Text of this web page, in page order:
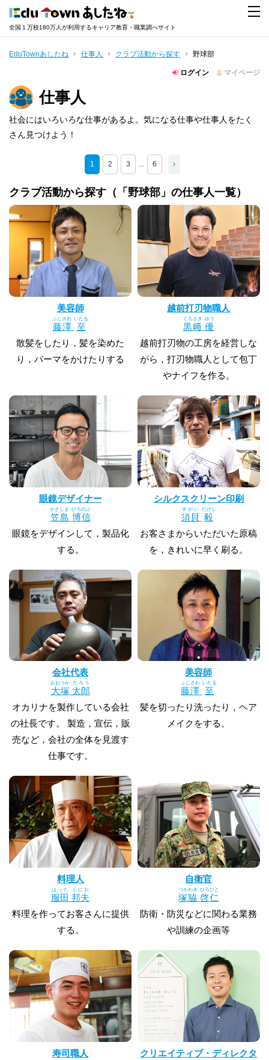
全国１万校180万人が利用するキャリア教育・職業調べサイト
EduTownあしたね 仕事人 クラブ活動から探す 野球部
ログイン マイページ
仕事人
社会にはいろいろな仕事があるよ。気になる仕事や仕事人をたく
さん見つけよう！
1 2 3 ... 6
クラブ活動から探す（「野球部」の仕事人一覧）
美容師
藤澤
ふじさわ
至
いたる
散髪をしたり，髪を染めた
り，パーマをかけたりする
越前打刃物職人
黒﨑
くろさき
優
ゆう
越前打刃物の工房を経営しな
がら，打刃物職人として包丁
やナイフを作る。
眼鏡デザイナー
笠島
かさしま
博信
ひろのぶ
眼鏡をデザインして，製品化
する。
シルクスクリーン印刷
須貝
すがい
毅
たけし
お客さまからいただいた原稿
を，きれいに早く刷る。
会社代表
大塚
おおつか
太郎
たろう
オカリナを製作している会社
の社長です。 製造，宣伝，販
売など，会社の全体を見渡す
仕事です。
美容師
藤澤
ふじさわ
至
いたる
髪を切ったり洗ったり，ヘア
メイクをする。
料理人
服田
はった
邦夫
くにお
料理を作ってお客さんに提供
する。
自衛官
塚脇
つかわき
啓仁
ひろひと
防衛・防災などに関わる業務
や訓練の企画等
寿司職人
クリエイティブ・ディレクタ